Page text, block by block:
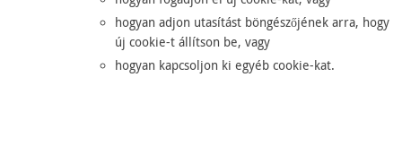
hogyan adjon utasítást böngészőjének arra, hogy
új cookie-t állítson be, vagy
hogyan kapcsoljon ki egyéb cookie-kat.